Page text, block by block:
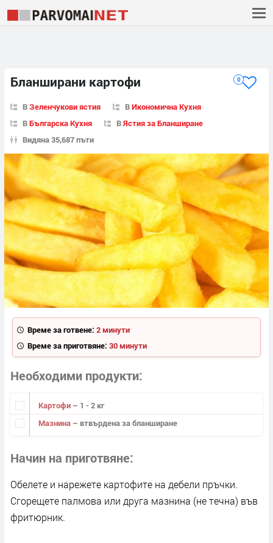
Бланширани картофи 0
ВЗеленчукови ястия ВИкономична Кухня
ВБългарска Кухня ВЯстия за Бланширане
Видяна 35,687 пъти
Време за готвене: 2 минути
Време за приготвяне: 30 минути
Необходими продукти
Картофи – 1 - 2 кг
Мазнина – втвърдена за бланширане
Начин на приготвяне
Обелете и нарежете картофите на дебели пръчки.
Сгорещете палмова или друга мазнина (не течна) във
фритюрник.